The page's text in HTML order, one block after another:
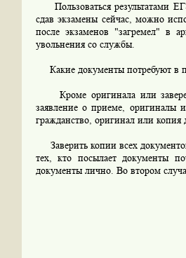
Пользоваться результатами
сдав экзамены сейчас, можно
после экзаменов "загремел" в
увольнения со службы.
Какие документы потребуют в
Кроме оригинала или
заявление о приеме, оригиналы
гражданство, оригинал или копия
Заверить копии всех
тех, кто посылает документы
документы лично. Во втором